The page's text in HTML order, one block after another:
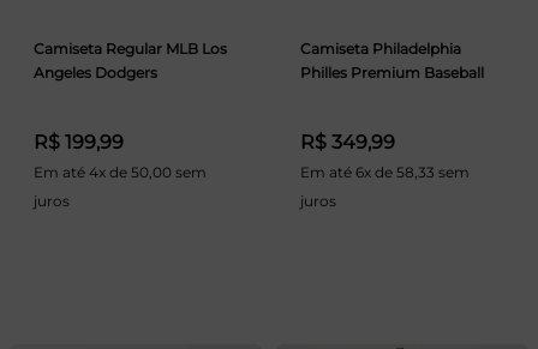
Camiseta Regular MLB Los
Angeles Dodgers
R$ 199,99
Em até 4x de 50,00 sem
juros
Camiseta Philadelphia
Philles Premium Baseball
R$ 349,99
Em até 6x de 58,33 sem
juros